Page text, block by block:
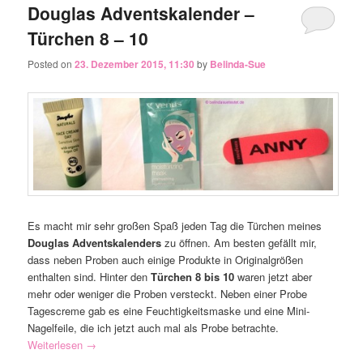
Douglas Adventskalender –
Türchen 8 – 10
Posted on23. Dezember 2015, 11:30 by Belinda-Sue
Es macht mir sehr großen Spaß jeden Tag die Türchen meines
Douglas Adventskalenders zu öffnen. Am besten gefällt mir,
dass neben Proben auch einige Produkte in Originalgrößen
enthalten sind. Hinter denTürchen 8 bis 10 waren jetzt aber
mehr oder weniger die Proben versteckt. Neben einer Probe
Tagescreme gab es eine Feuchtigkeitsmaske und eine Mini-
Nagelfeile, die ich jetzt auch mal als Probe betrachte.
Weiterlesen →